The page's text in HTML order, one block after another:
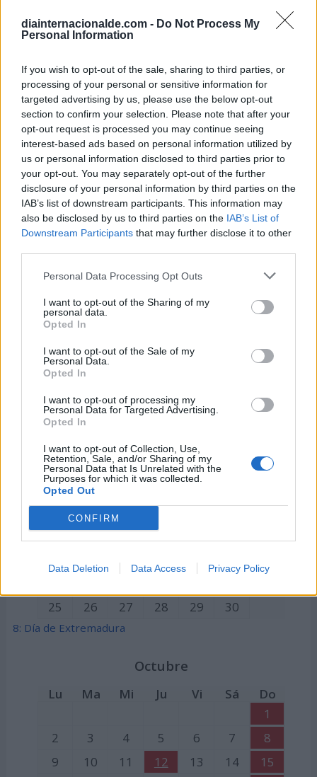
diainternacionalde.com - Do Not Process My
Personal Information
If you wish to opt-out of the sale, sharing to third parties, or
processing of your personal or sensitive information for
targeted advertising by us, please use the below opt-out
section to confirm your selection. Please note that after your
opt-out request is processed you may continue seeing
interest-based ads based on personal information utilized by
us or personal information disclosed to third parties prior to
your opt-out. You may separately opt-out of the further
disclosure of your personal information by third parties on the
IAB’s list of downstream participants. This information may
also be disclosed by us to third parties on the IAB’s List of
Downstream Participants that may further disclose it to other
Personal Data Processing Opt Outs
I want to opt-out of the Sharing of my
personal data.
Opted In
I want to opt-out of the Sale of my
Personal Data.
Opted In
I want to opt-out of processing my
Personal Data for Targeted Advertising.
Opted In
I want to opt-out of Collection, Use,
Retention, Sale, and/or Sharing of my
Personal Data that Is Unrelated with the
Purposes for which it was collected.
Opted Out
CONFIRM
Data Deletion Data Access Privacy Policy
26
27 28 29 30
Lu Ma Mi Ju Vi Sá
Do
1
2
3
4 5 6 7 8
9
10
11 12 13 14 15
16
17
18 19 20 21 22
23
24
25 26 27 28 29
30
31
Agosto
Ju
1
2 3 4
6
7
14
15 16 17 18
20
21
22
28
29 30 31
Festividad de la Asunción de la Virgen
Septiembre
Lu Ma
1
2
3
4
5 6 7
13 15
25
26 27 28 29 30
8: Día de Extremadura
Octubre
Lu Ma Mi Ju Vi Sá
Do
1
2
3 4 5 6 7
8
9
10 11 12 13 14
15